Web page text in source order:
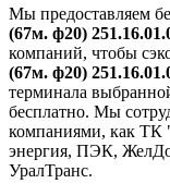
Мы предоставляем
(67м. ф20)
компаний, чтобы
(67м. ф20)
терминала
бесплатно. Мы
компаниями, как
энергия, ПЭК,
УралТранс.